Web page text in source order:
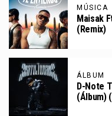
MÚSICA
Maisak
(Remix)
ÁLBUM
D-Note
(Álbum)